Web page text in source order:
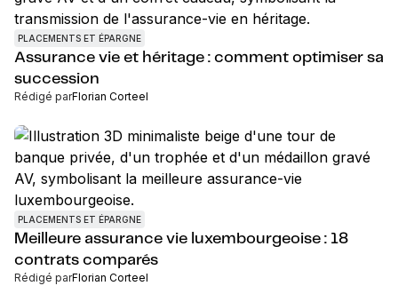
PLACEMENTS ET ÉPARGNE
Assurance vie et héritage : comment optimiser sa
succession
Rédigé parFlorian Corteel
PLACEMENTS ET ÉPARGNE
Meilleure assurance vie luxembourgeoise : 18
contrats comparés
Rédigé parFlorian Corteel